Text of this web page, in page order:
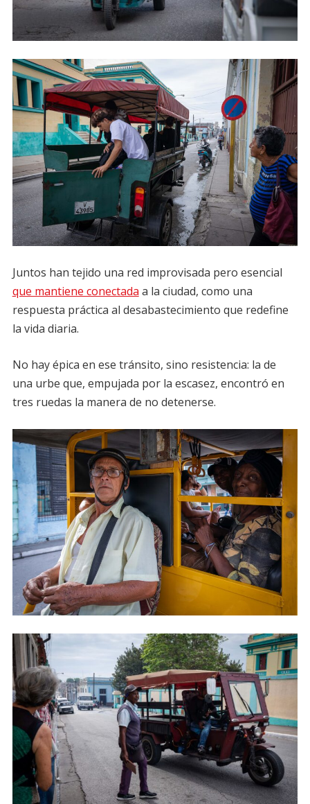
Juntos han tejido una red improvisada pero esencial
que mantiene conectada a la ciudad, como una
respuesta práctica al desabastecimiento que redefine
la vida diaria.
No hay épica en ese tránsito, sino resistencia: la de
una urbe que, empujada por la escasez, encontró en
tres ruedas la manera de no detenerse.